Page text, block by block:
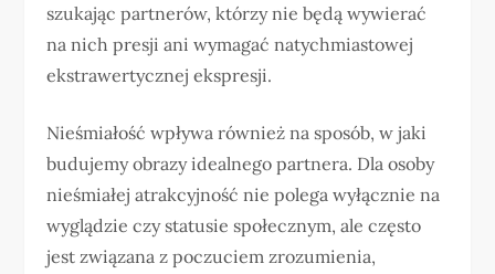
szukając partnerów, którzy nie będą wywierać
na nich presji ani wymagać natychmiastowej
ekstrawertycznej ekspresji.
Nieśmiałość wpływa również na sposób, w jaki
budujemy obrazy idealnego partnera. Dla osoby
nieśmiałej atrakcyjność nie polega wyłącznie na
wyglądzie czy statusie społecznym, ale często
jest związana z poczuciem zrozumienia,